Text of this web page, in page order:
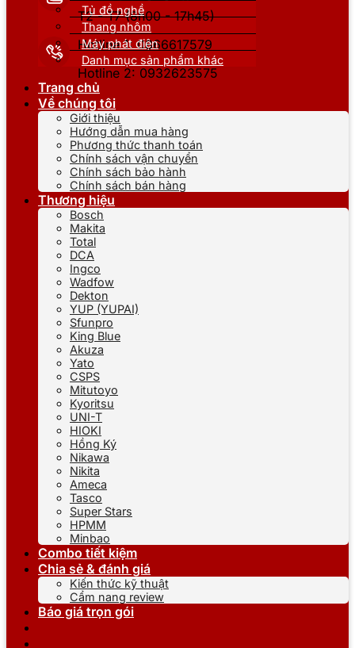
T2 - T7 (8h00 - 17h45)
Hotline 1: 0866617579
Hotline 2: 0932623575
Tủ đồ nghề
Thang nhôm
Máy phát điện
Danh mục sản phẩm khác
Trang chủ
Về chúng tôi
Giới thiệu
Hướng dẫn mua hàng
Phương thức thanh toán
Chính sách vận chuyển
Chính sách bảo hành
Chính sách bán hàng
Thương hiệu
Bosch
Makita
Total
DCA
Ingco
Wadfow
Dekton
YUP (YUPAI)
Sfunpro
King Blue
Akuza
Yato
CSPS
Mitutoyo
Kyoritsu
UNI-T
HIOKI
Hồng Ký
Nikawa
Nikita
Ameca
Tasco
Super Stars
HPMM
Minbao
Combo tiết kiệm
Chia sẻ & đánh giá
Kiến thức kỹ thuật
Cẩm nang review
Báo giá trọn gói